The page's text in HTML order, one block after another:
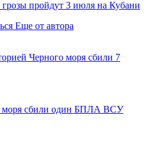
пройдут 3 июля на Кубани
Еще от автора
Черного моря сбили 7
моря сбили один БПЛА ВСУ